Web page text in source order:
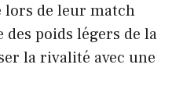
lors de leur match
poids légers de la
la rivalité avec une